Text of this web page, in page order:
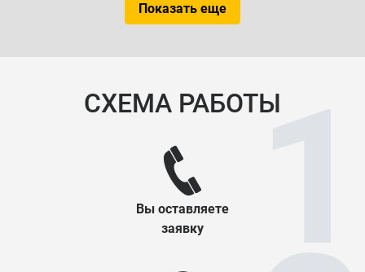
Показать еще
СХЕМА РАБОТЫ
Вы оставляете
заявку